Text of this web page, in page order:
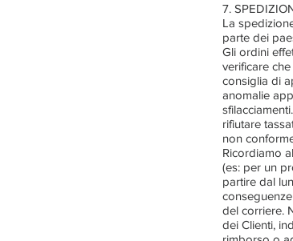
7.
La
parte dei
Gli ordini
verificare
consiglia di
anomalie
rifiutare
non
Ricordiamo
(es: per un
partire dal
del corriere.
dei Clienti,